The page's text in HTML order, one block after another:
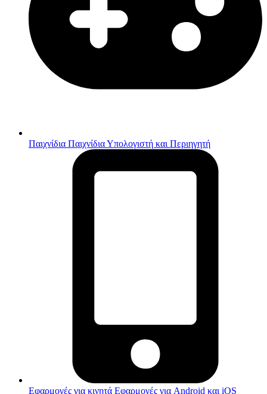
Παιχνίδια Παιχνίδια Υπολογιστή και Περιηγητή
Εφαρμογές για κινητά Εφαρμογές για Android και iOS